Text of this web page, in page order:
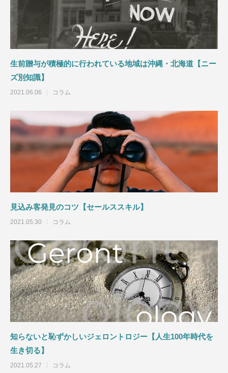
生前贈与が積極的に行われている地域は沖縄・北海道【ニー
ズ別知識】
2021.06.06 コラム
見込み客発見のコツ【セールススキル】
2021.05.30 コラム
知らないと恥ずかしいジェロントロジー【人生100年時代を
生き切る】
2021.05.27 コラム